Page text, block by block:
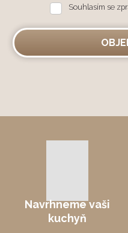
Souhlasím
zpracováním
Souhlasím se
Navrhnemevaši
kuchyň